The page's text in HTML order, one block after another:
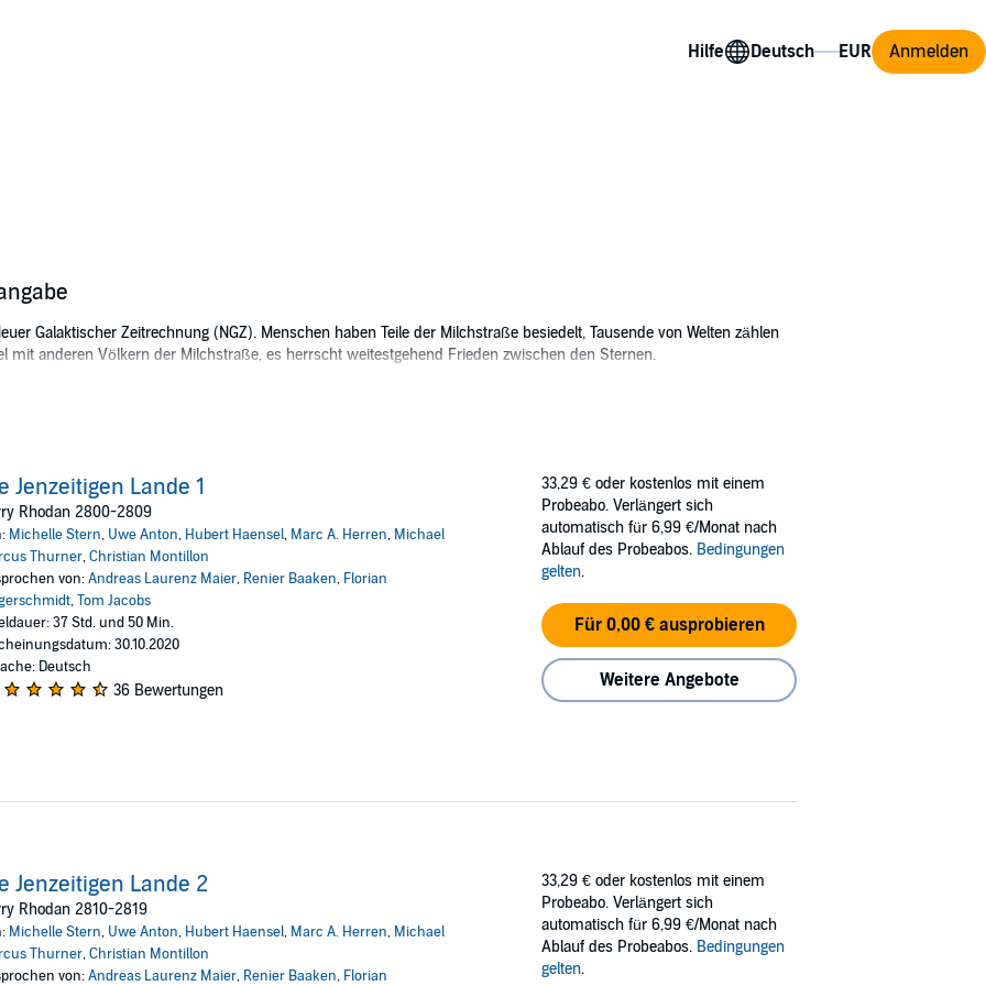
Hilfe Anmelden
Galaktischer Zeitrechnung (NGZ). Menschen haben Teile der Milchstraße besiedelt, Tausende von Welten zählen
mit anderen Völkern der Milchstraße, es herrscht weitestgehend Frieden zwischen den Sternen.
wie alle anderen Bewohner der Galaxis auch unter der Herrschaft des Atopischen Tribunals. Die sogenannten
diese Macht vorgehen, müssen sie herausfinden, woher die Richter überhaupt kommen. Ihr Ursprung liegt in den
über die bislang niemand etwas weiß.
vorstoßen: Mit der RAS TSCHUBAI und einer wagemutigen Mannschaft bricht Perry Rhodan zu einem Flug ins
Gefährten stürzen durch einen unheimlichen ZEITRISS...
Lande
Banner,
Swoofon,
Hörerlebnis eine PDF-Datei mit zusätzlichem Material.
Medien GmbH
Jenzeitigen Lande 1
Rhodan 2800-2809
Michelle Stern, Uwe Anton, Hubert Haensel, Marc A. Herren, Michael
Thurner,Christian Montillon
von:Andreas Laurenz Maier, Renier Baaken, Florian
,Tom Jacobs
37 Std. und 50 Min.
30.10.2020
Deutsch
36 Bewertungen
33,29 € oder kostenlos mit einem
Probeabo. Verlängert sich
automatisch für 6,99 €/Monat nach
Ablauf des Probeabos. Bedingungen
gelten.
Für 0,00 € ausprobieren
Weitere Angebote
Jenzeitigen Lande 2
Rhodan 2810-2819
Michelle Stern, Uwe Anton, Hubert Haensel, Marc A. Herren, Michael
Thurner,Christian Montillon
von:Andreas Laurenz Maier, Renier Baaken, Florian
33,29 € oder kostenlos mit einem
Probeabo. Verlängert sich
automatisch für 6,99 €/Monat nach
Ablauf des Probeabos. Bedingungen
gelten.